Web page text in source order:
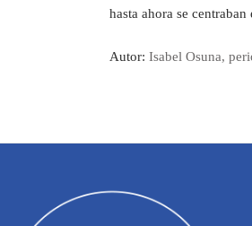
hasta ahora se centraban
Autor: Isabel Osuna,